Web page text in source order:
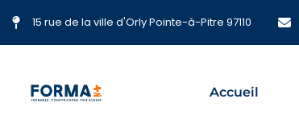
15 rue de la ville d'Orly Pointe-à-Pitre 97110
Accueil